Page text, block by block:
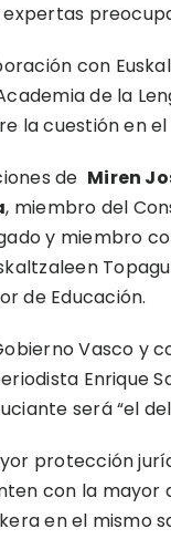
con
de la
la cuestión en
de Miren
, miembro del
y miembro
de Educación.
Vasco y
Enrique
será “el
protección
con la
en el mismo